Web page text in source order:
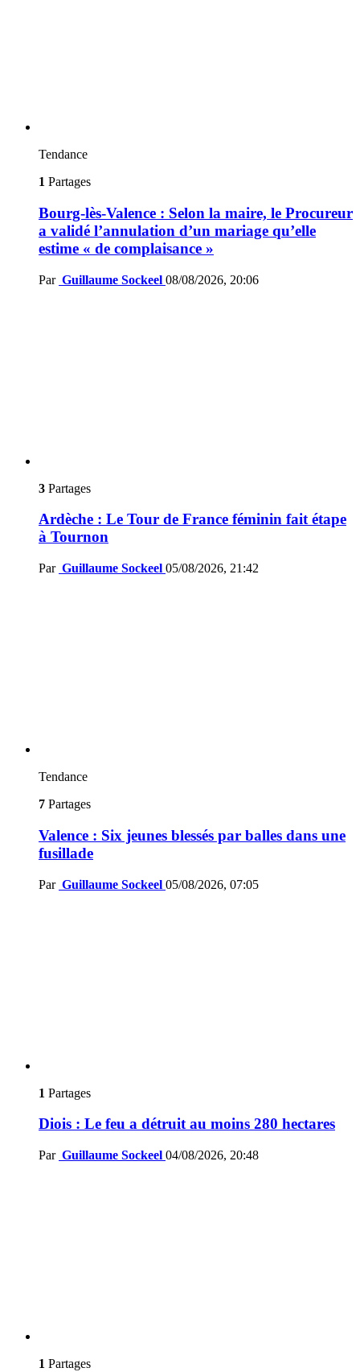
Tendance
1 Partages
Bourg-lès-Valence : Selon la maire, le Procureur
a validé l’annulation d’un mariage qu’elle
estime « de complaisance »
Par Guillaume Sockeel 08/08/2026, 20:06
3 Partages
Ardèche : Le Tour de France féminin fait étape
à Tournon
Par Guillaume Sockeel 05/08/2026, 21:42
Tendance
7 Partages
Valence : Six jeunes blessés par balles dans une
fusillade
Par Guillaume Sockeel 05/08/2026, 07:05
1 Partages
Diois : Le feu a détruit au moins 280 hectares
Par Guillaume Sockeel 04/08/2026, 20:48
1 Partages